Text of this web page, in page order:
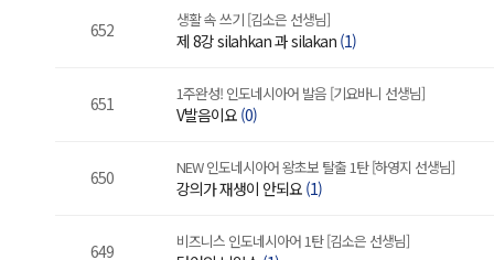
652 생활 속 쓰기 [김소은 선생님]
제 8강 silahkan 과 silakan (1)
651 1주완성! 인도네시아어 발음 [기요바니 선생님]
V발음이요 (0)
650 NEW 인도네시아어 왕초보 탈출 1탄 [하영지 선생님]
강의가 재생이 안되요 (1)
649 비즈니스 인도네시아어 1탄 [김소은 선생님]